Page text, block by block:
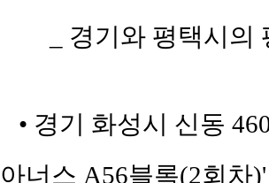
_ 경기와 평택시
• 경기 화성시 신동
아너스 A56블록(2회차